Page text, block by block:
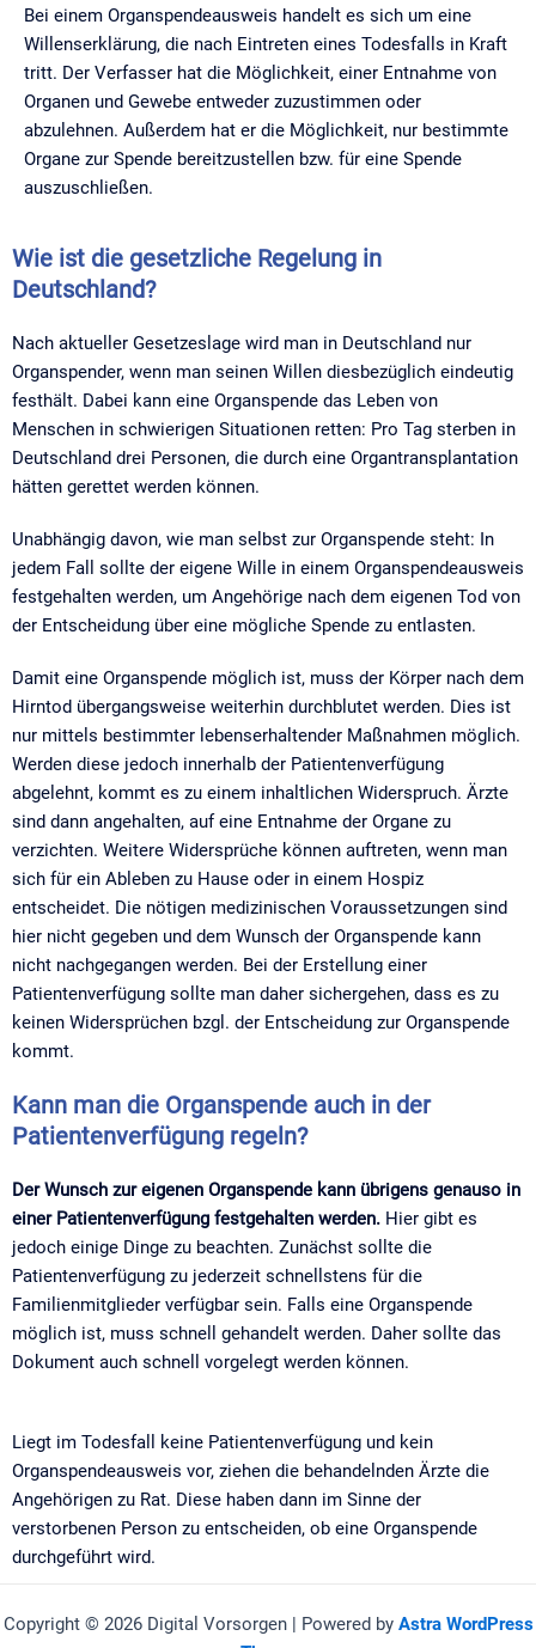
Bei einem Organspendeausweis handelt es sich um eine
Willenserklärung, die nach Eintreten eines Todesfalls in Kraft
tritt. Der Verfasser hat die Möglichkeit, einer Entnahme von
Organen und Gewebe entweder zuzustimmen oder
abzulehnen. Außerdem hat er die Möglichkeit, nur bestimmte
Organe zur Spende bereitzustellen bzw. für eine Spende
auszuschließen.
Wie ist die gesetzliche Regelung in
Deutschland?
Nach aktueller Gesetzeslage wird man in Deutschland nur
Organspender, wenn man seinen Willen diesbezüglich eindeutig
festhält. Dabei kann eine Organspende das Leben von
Menschen in schwierigen Situationen retten: Pro Tag sterben in
Deutschland drei Personen, die durch eine Organtransplantation
hätten gerettet werden können.
Unabhängig davon, wie man selbst zur Organspende steht: In
jedem Fall sollte der eigene Wille in einem Organspendeausweis
festgehalten werden, um Angehörige nach dem eigenen Tod von
der Entscheidung über eine mögliche Spende zu entlasten.
Damit eine Organspende möglich ist, muss der Körper nach dem
Hirntod übergangsweise weiterhin durchblutet werden. Dies ist
nur mittels bestimmter lebenserhaltender Maßnahmen möglich.
Werden diese jedoch innerhalb der Patientenverfügung
abgelehnt, kommt es zu einem inhaltlichen Widerspruch. Ärzte
sind dann angehalten, auf eine Entnahme der Organe zu
verzichten. Weitere Widersprüche können auftreten, wenn man
sich für ein Ableben zu Hause oder in einem Hospiz
entscheidet. Die nötigen medizinischen Voraussetzungen sind
hier nicht gegeben und dem Wunsch der Organspende kann
nicht nachgegangen werden. Bei der Erstellung einer
Patientenverfügung sollte man daher sichergehen, dass es zu
keinen Widersprüchen bzgl. der Entscheidung zur Organspende
kommt.
Kann man die Organspende auch in der
Patientenverfügung regeln?​
Der Wunsch zur eigenen Organspende kann übrigens genauso in
einer Patientenverfügung festgehalten werden. Hier gibt es
jedoch einige Dinge zu beachten. Zunächst sollte die
Patientenverfügung zu jederzeit schnellstens für die
Familienmitglieder verfügbar sein. Falls eine Organspende
möglich ist, muss schnell gehandelt werden. Daher sollte das
Dokument auch schnell vorgelegt werden können.
Liegt im Todesfall keine Patientenverfügung und kein
Organspendeausweis vor, ziehen die behandelnden Ärzte die
Angehörigen zu Rat. Diese haben dann im Sinne der
verstorbenen Person zu entscheiden, ob eine Organspende
durchgeführt wird.
Copyright © 2026 Digital Vorsorgen | Powered by Astra WordPress